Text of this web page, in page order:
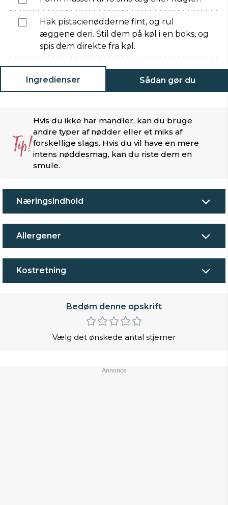
Hak pistacienødderne fint, og rul
æggene deri. Stil dem på køl i en boks, og
spis dem direkte fra køl.
Ingredienser Sådan gør du
Tip!
Hvis du ikke har mandler, kan du bruge
andre typer af nødder eller et miks af
forskellige slags. Hvis du vil have en mere
intens nøddesmag, kan du riste dem en
smule.
Næringsindhold
Allergener
Kostretning
Bedøm denne opskrift
Vælg det ønskede antal stjerner